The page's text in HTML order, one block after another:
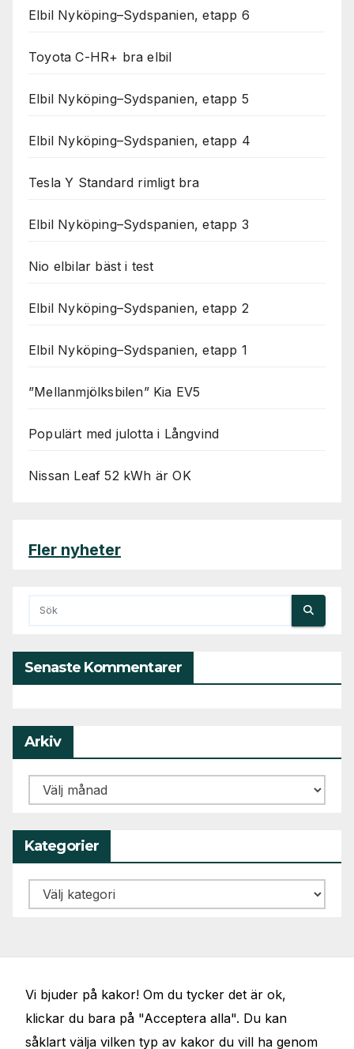
Elbil Nyköping–Sydspanien, etapp 6
Toyota C-HR+ bra elbil
Elbil Nyköping–Sydspanien, etapp 5
Elbil Nyköping–Sydspanien, etapp 4
Tesla Y Standard rimligt bra
Elbil Nyköping–Sydspanien, etapp 3
Nio elbilar bäst i test
Elbil Nyköping–Sydspanien, etapp 2
Elbil Nyköping–Sydspanien, etapp 1
”Mellanmjölksbilen” Kia EV5
Populärt med julotta i Långvind
Nissan Leaf 52 kWh är OK
Fler nyheter
Senaste Kommentarer
Arkiv
Arkiv
Kategorier
Kategorier
Vi bjuder på kakor! Om du tycker det är ok,
klickar du bara på "Acceptera alla". Du kan
såklart välja vilken typ av kakor du vill ha genom